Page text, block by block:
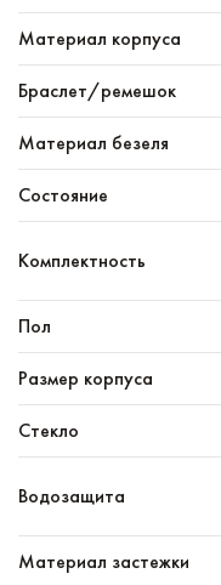
Материал корпуса
Браслет/ремешок
Материал безеля
Состояние
Комплектность
Пол
Размер корпуса
Стекло
Водозащита
Материал застежки